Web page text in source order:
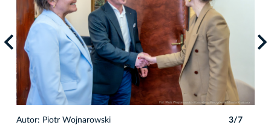
Autor: Piotr Wojnarowski 3/7